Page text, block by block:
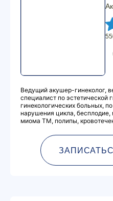
Ведущий акушер-гинеколог,
специалист по эстетической
гинекологических больных,
нарушения цикла,
миома ТМ, полипы,